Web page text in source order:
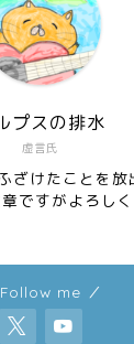
虚言氏
プスの排水
ざけたことを放
ですがよろし
me ／